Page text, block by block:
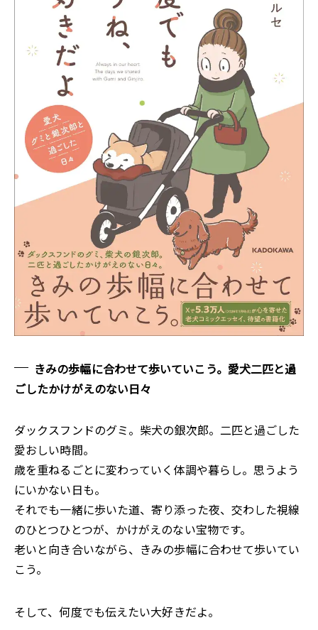
きみの歩幅に合わせて歩いていこう。愛犬二匹と過
ごしたかけがえのない日々
ダックスフンドのグミ。柴犬の銀次郎。二匹と過ごした
愛おしい時間。
歳を重ねるごとに変わっていく体調や暮らし。思うよう
にいかない日も。
それでも一緒に歩いた道、寄り添った夜、交わした視線
のひとつひとつが、かけがえのない宝物です。
老いと向き合いながら、きみの歩幅に合わせて歩いてい
こう。
そして、何度でも伝えたい――大好きだよ。